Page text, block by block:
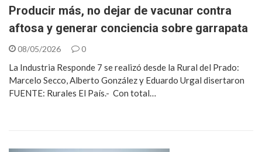
Producir más, no dejar de vacunar contra
aftosa y generar conciencia sobre garrapata
08/05/2026 0
La Industria Responde 7 se realizó desde la Rural del Prado:
Marcelo Secco, Alberto González y Eduardo Urgal disertaron
FUENTE: Rurales El País.- Con total…